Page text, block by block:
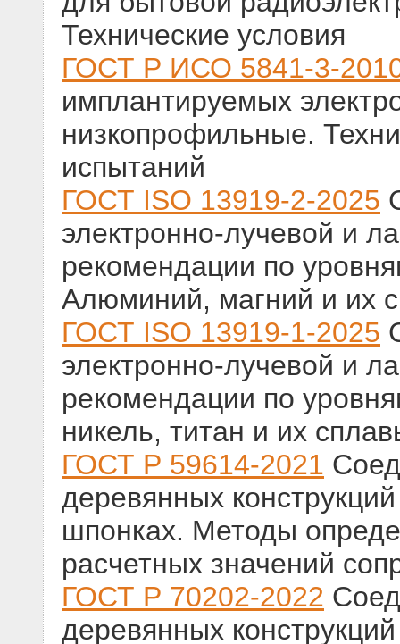
Технические условия
ГОСТ Р ИСО 5841-3-
имплантируемых
низкопрофильные.
испытаний
ГОСТ ISO 13919-2-2025
электронно-лучевой и
рекомендации по
Алюминий, магний и их
ГОСТ ISO 13919-1-2025
электронно-лучевой и
рекомендации по
никель, титан и их
ГОСТ Р 59614-2021
деревянных
шпонках. Методы
расчетных значений
ГОСТ Р 70202-2022
деревянных